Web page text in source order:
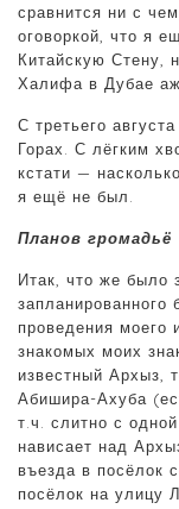
сравнится ни с
оговоркой, что я
Китайскую Стену,
Халифа в Дубае
С третьего
Горах. С лёгким
кстати —
я ещё не был.
Планов громадьё
Итак, что же было
запланированного
проведения моего
знакомых моих
известный Архыз,
Абишира-Ахуба
т.ч. слитно с
нависает над
въезда в посёлок
посёлок на улицу